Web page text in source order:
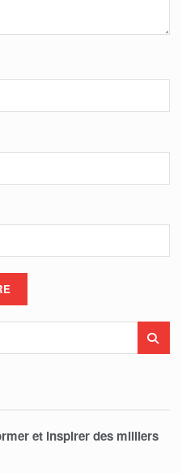
et inspirer des milliers